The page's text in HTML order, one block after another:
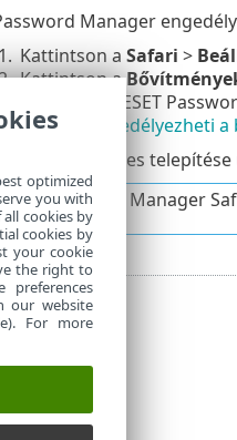
Manager
1. Kattintson a Safari >
Kattintson a
Jelölje be az ESET
hogyan engedélyezheti a
bővítmény sikeres
A Password Manager
optimized
you with
cookies by
cookies by
your cookie
the right to
our website
For more